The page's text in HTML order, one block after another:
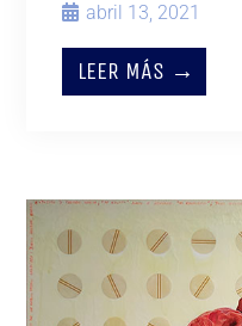
abril 13, 2021
LEER MÁS →